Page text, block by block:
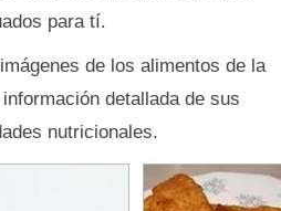
para tí.
de los alimentos de la
detallada de sus
nutricionales.